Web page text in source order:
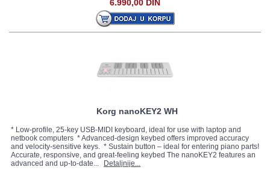
6.990,00 DIN
Korg nanoKEY2 WH
* Low-profile, 25-key USB-MIDI keyboard, ideal for use with laptop and
netbook computers * Advanced-design keybed offers improved accuracy
and velocity-sensitive keys. * Sustain button – ideal for entering piano parts!
Accurate, responsive, and great-feeling keybed The nanoKEY2 features an
advanced and up-to-date...
Detaljnije...